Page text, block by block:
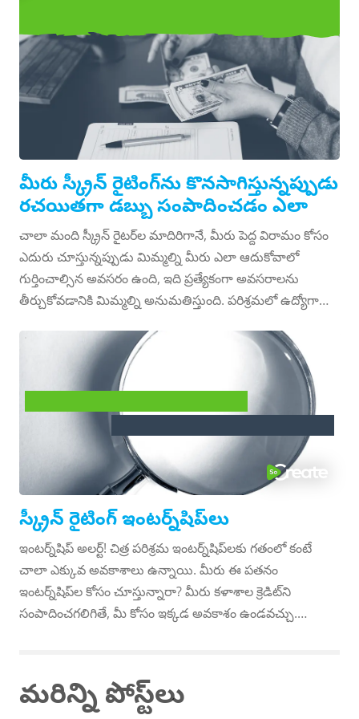
రచయితగా డబ్బు సంపాదించండి
మీరు స్క్రీన్ రైటింగ్‌ను కొనసాగిస్తున్నప్పుడు
రచయితగా డబ్బు సంపాదించడం ఎలా
చాలా మంది స్క్రీన్ రైటర్‌ల మాదిరిగానే, మీరు పెద్ద విరామం కోసం
ఎదురు చూస్తున్నప్పుడు మిమ్మల్ని మీరు ఎలా ఆదుకోవాలో
గుర్తించాల్సిన అవసరం ఉంది, ఇది ప్రత్యేకంగా అవసరాలను
తీర్చుకోవడానికి మిమ్మల్ని అనుమతిస్తుంది. పరిశ్రమలో ఉద్యోగాన్ని
ఉపయోగించుకోవడానికి లేదా మెరుగుపరచడానికి ఇది
సహాయకరంగా ఉంటుంది. మీరు మీ స్క్రీన్ రైటింగ్ వృత్తిని
కొనసాగించేటప్పుడు డబ్బు సంపాదించడానికి ఇక్కడ కొన్ని
మార్గాలు ఉన్నాయి. సాధారణ 9 నుండి 5 వరకు: మీరు మీ
ఏదైనా ఉద్యోగంలో మీకు మద్దతు ఇవ్వవచ్చు, ఇది మీకు ముందు
లేదా తర్వాత వ్రాయడానికి సమయం మరియు మెదడు సామర్థ్యం
రెండింటినీ వదిలివేస్తుంది! చిత్రనిర్మాత క్వెంటిన్ టరాన్టినో ఒక
వీడియో స్టోర్‌లో పనిచేశారు ...
ఇంటర్న్‌షిప్ అవకాశాలు
స్క్రీన్ రైటర్స్ కోసం
స్క్రీన్ రైటింగ్ ఇంటర్న్‌షిప్‌లు
ఇంటర్న్‌షిప్ అలర్ట్! చిత్ర పరిశ్రమ ఇంటర్న్‌షిప్‌లకు గతంలో కంటే
చాలా ఎక్కువ అవకాశాలు ఉన్నాయి. మీరు ఈ పతనం
ఇంటర్న్‌షిప్‌ల కోసం చూస్తున్నారా? మీరు కళాశాల క్రెడిట్‌ని
సంపాదించగలిగితే, మీ కోసం ఇక్కడ అవకాశం ఉండవచ్చు.
చిరునామాకు అన్ని ప్రశ్నలను మళ్లించండి. మీరు ఇంటర్న్‌షిప్
అవకాశాన్ని జాబితా చేయాలనుకుంటున్నారా? మీ జాబితాతో క్రింద
మరిన్ని పోస్ట్‌లు